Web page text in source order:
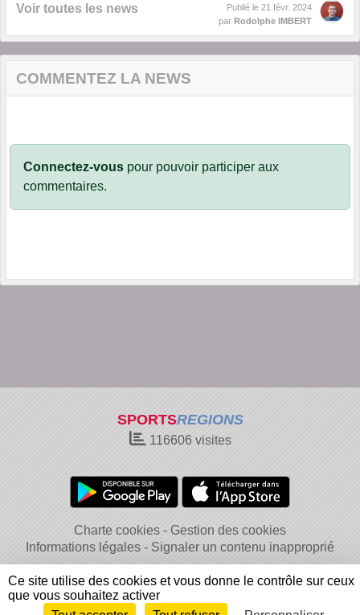
Voir toutes les news Publié le 21 févr. 2024
par Rodolphe IMBERT
COMMENTEZ LA NEWS
Connectez-vous pour pouvoir participer aux
commentaires.
SPORTSREGIONS
116606 visites
Charte cookies
Gestion des cookies
Informations légales
Signaler un contenu inapproprié
Ce site utilise des cookies et vous donne le contrôle sur ceux
que vous souhaitez activer